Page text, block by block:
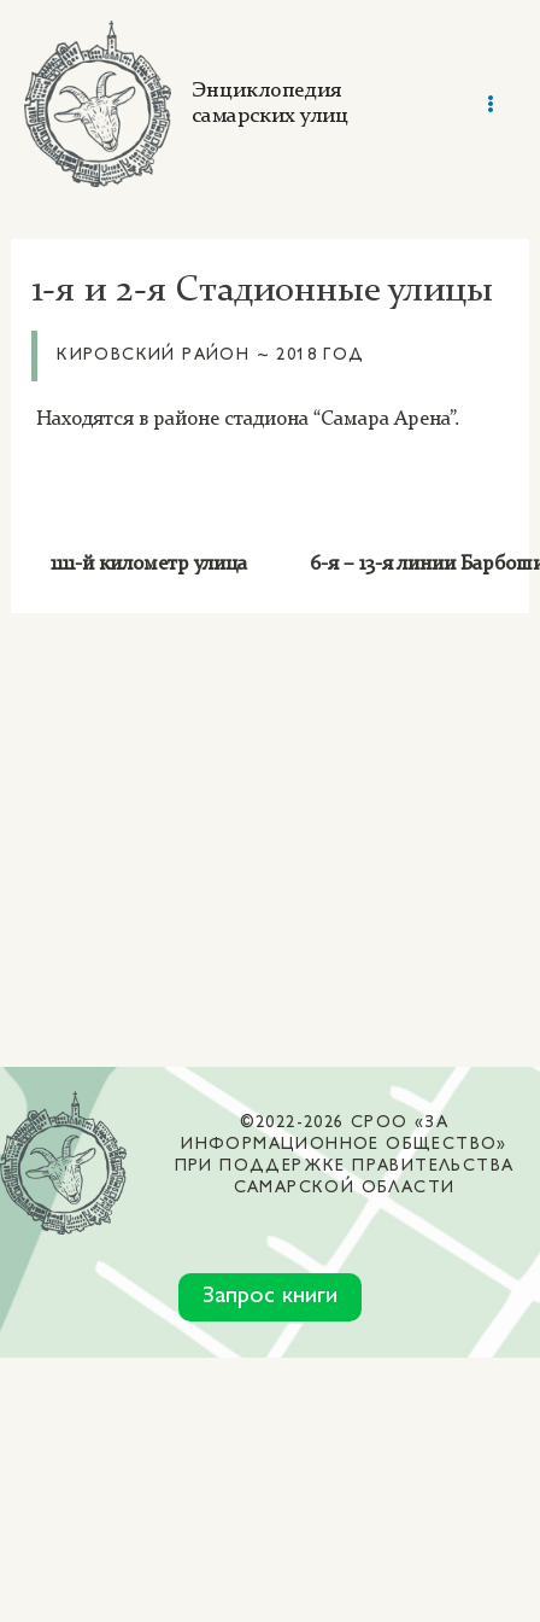
content
Энциклопедия
самарских улиц
1-я и 2-я Стадионные улицы
КИРОВСКИЙ РАЙОН ~ 2018 ГОД
Находятся в районе стадиона “Самара Арена”.
1111-й километр улица 6-я – 13-я линии
©2022-2026 СРОО «ЗА
ИНФОРМАЦИОННОЕ ОБЩЕСТВО»
ПРИ ПОДДЕРЖКЕ ПРАВИТЕЛЬСТВА
САМАРСКОЙ ОБЛАСТИ
Запрос книги